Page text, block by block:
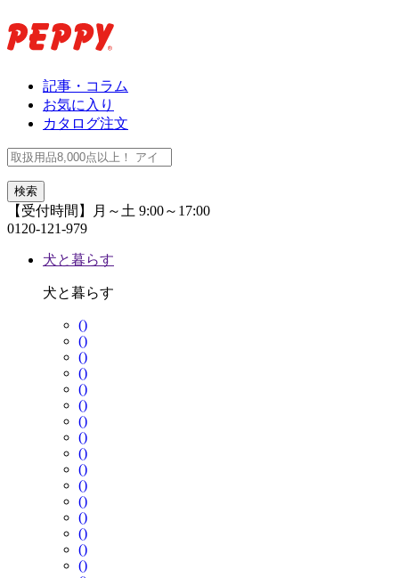
記事・コラム
お気に入り
カタログ注文
【受付時間】月～土 9:00～17:00
0120-121-979
犬と暮らす
犬と暮らす
()
()
()
()
()
()
()
()
()
()
()
()
()
()
()
()